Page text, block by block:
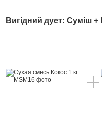
Вигідний дует: Суміш